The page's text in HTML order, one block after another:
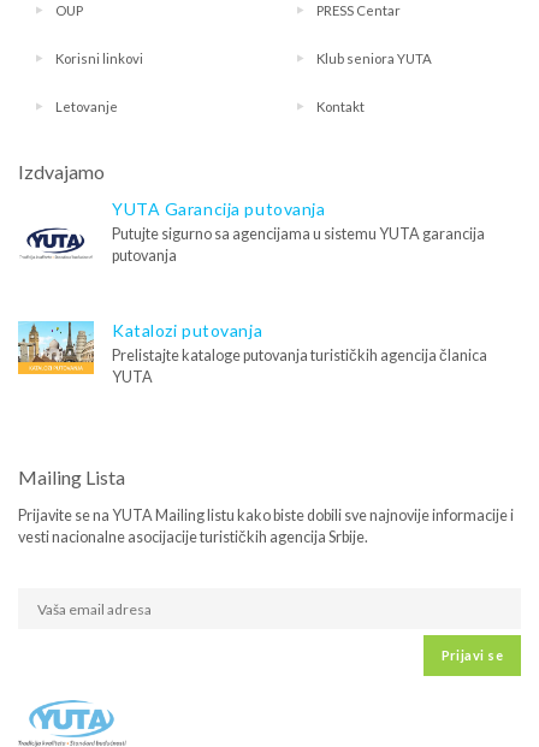
OUP PRESS Centar
Korisni linkovi Klub seniora YUTA
Letovanje Kontakt
Izdvajamo
YUTA Garancija putovanja
Putujte sigurno sa agencijama u sistemu YUTA garancija
putovanja
Katalozi putovanja
Prelistajte kataloge putovanja turističkih agencija članica
YUTA
Mailing Lista
Prijavite se na YUTA Mailing listu kako biste dobili sve najnovije informacije i
vesti nacionalne asocijacije turističkih agencija Srbije.
Prijavi se